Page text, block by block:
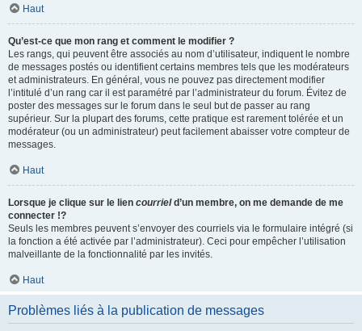
Haut
Qu’est-ce que mon rang et comment le modifier ?
Les rangs, qui peuvent être associés au nom d’utilisateur, indiquent le nombre
de messages postés ou identifient certains membres tels que les modérateurs
et administrateurs. En général, vous ne pouvez pas directement modifier
l’intitulé d’un rang car il est paramétré par l’administrateur du forum. Évitez de
poster des messages sur le forum dans le seul but de passer au rang
supérieur. Sur la plupart des forums, cette pratique est rarement tolérée et un
modérateur (ou un administrateur) peut facilement abaisser votre compteur de
messages.
Haut
Lorsque je clique sur le lien courrield’un membre, on me demande de me
connecter !?
Seuls les membres peuvent s’envoyer des courriels via le formulaire intégré (si
la fonction a été activée par l’administrateur). Ceci pour empêcher l’utilisation
malveillante de la fonctionnalité par les invités.
Haut
Problèmes liés à la publication de messages